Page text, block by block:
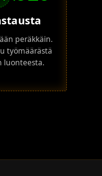
peräkkäin.
työmäärästä
luonteesta.